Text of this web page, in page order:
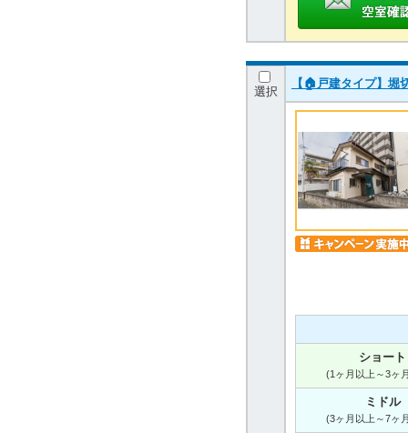
選択
【🏠戸建タイプ】堀
ショート
(1ヶ月以上～3ヶ
ミドル
(3ヶ月以上～7ヶ